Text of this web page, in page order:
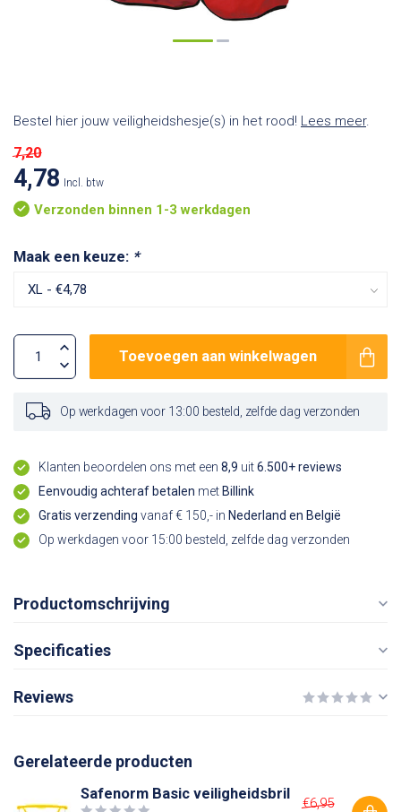
Bestel hier jouw veiligheidshesje(s) in het rood! Lees meer.
7,20
4,78 Incl. btw
Verzonden binnen 1-3 werkdagen
Maak een keuze: *
Toevoegen aan winkelwagen
Op werkdagen voor 13:00 besteld, zelfde dag verzonden
Klanten beoordelen ons met een 8,9 uit6.500+ reviews
Eenvoudig achteraf betalen met Billink
Gratis verzending vanaf € 150,- in Nederland en België
Op werkdagen voor 15:00 besteld, zelfde dag verzonden
Productomschrijving
Specificaties
Reviews
Gerelateerde producten
Safenorm Basic veiligheidsbril
€6,95